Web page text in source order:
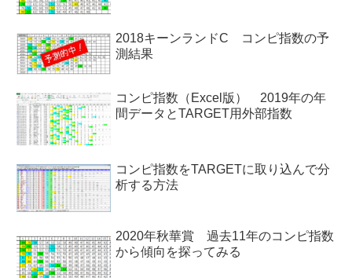
2018キーンランドC コンピ指数の予
測結果
コンピ指数（Excel版） 2019年の年
間データとTARGET用外部指数
コンピ指数をTARGETに取り込んで分
析する方法
2020年秋華賞 過去11年のコンピ指数
から傾向を探ってみる